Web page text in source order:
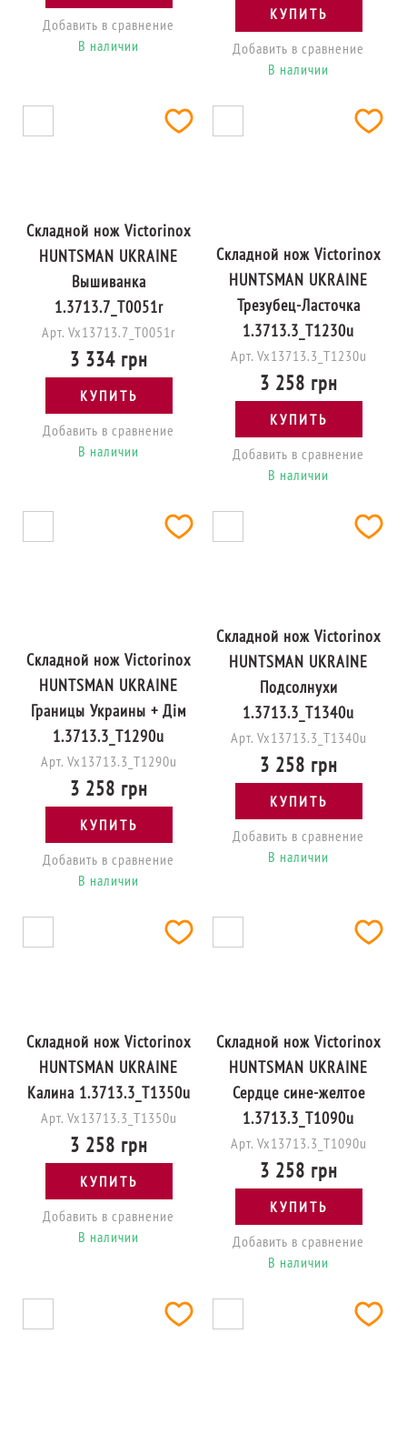
Добавить в сравнение
В наличии
КУПИТЬ
Добавить в сравнение
В наличии
Складной нож Victorinox
HUNTSMAN UKRAINE
Вышиванка
1.3713.7_T0051r
Арт. Vx13713.7_T0051r
3 334 грн
КУПИТЬ
Добавить в сравнение
В наличии
Складной нож Victorinox
HUNTSMAN UKRAINE
Трезубец-Ласточка
1.3713.3_T1230u
Арт. Vx13713.3_T1230u
3 258 грн
КУПИТЬ
Добавить в сравнение
В наличии
Складной нож Victorinox
HUNTSMAN UKRAINE
Границы Украины + Дім
1.3713.3_T1290u
Арт. Vx13713.3_T1290u
3 258 грн
КУПИТЬ
Добавить в сравнение
В наличии
Складной нож Victorinox
HUNTSMAN UKRAINE
Подсолнухи
1.3713.3_T1340u
Арт. Vx13713.3_T1340u
3 258 грн
КУПИТЬ
Добавить в сравнение
В наличии
Складной нож Victorinox
HUNTSMAN UKRAINE
Калина 1.3713.3_T1350u
Арт. Vx13713.3_T1350u
3 258 грн
КУПИТЬ
Добавить в сравнение
В наличии
Складной нож Victorinox
HUNTSMAN UKRAINE
Сердце сине-желтое
1.3713.3_T1090u
Арт. Vx13713.3_T1090u
3 258 грн
КУПИТЬ
Добавить в сравнение
В наличии